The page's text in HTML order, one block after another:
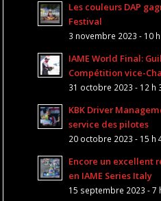
Les couleurs DAP
Festival
3 novembre 2023 - 10
IAME World Final:
Compétition vice-
31 octobre 2023 - 12 h
KBK Driver
service des pilotes
20 octobre 2023 - 15 h
Encore un excellent
en IAME Series Italy
15 septembre 2023 - 7